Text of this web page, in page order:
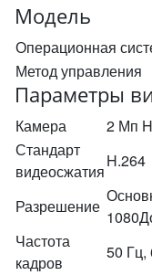
Модель
Операционная
Метод управления
Параметры
Камера
2 Мп
Стандарт
видеосжатия
H.264
Разрешение
Частота
кадров
50 Гц,